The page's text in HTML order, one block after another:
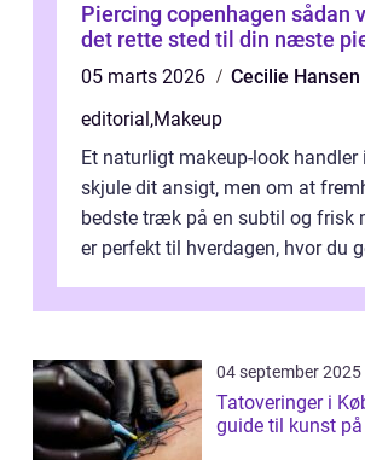
Piercing copenhagen sådan vælger du
det rette sted til din næste
05 marts 2026
Cecilie Hansen
editorial,Makeup
Et naturligt makeup-look handler
skjule dit ansigt, men om at
bedste træk på en subtil og frisk
er perfekt til hverdagen, hvor du
04 september 2025
Tatoveringer i
guide til kunst